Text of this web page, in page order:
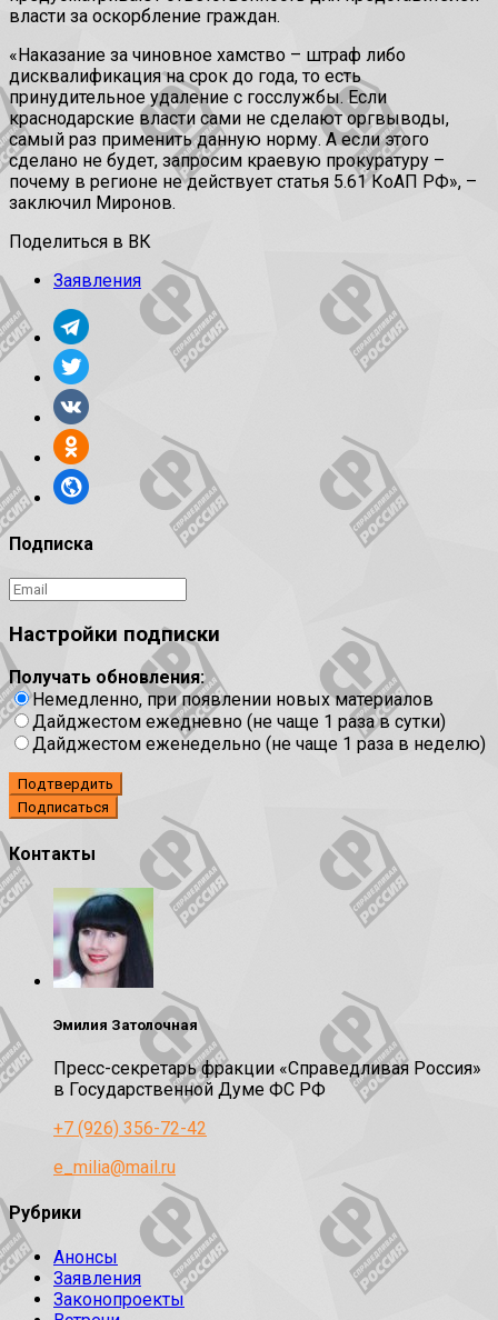
власти за оскорбление граждан.
«Наказание за чиновное хамство – штраф либо
дисквалификация на срок до года, то есть
принудительное удаление с госслужбы. Если
краснодарские власти сами не сделают оргвыводы,
самый раз применить данную норму. А если этого
сделано не будет, запросим краевую прокуратуру –
почему в регионе не действует статья 5.61 КоАП РФ», –
заключил Миронов.
Поделиться в ВК
Заявления
Подписка
Настройки подписки
Получать обновления:
Немедленно, при появлении новых материалов
Дайджестом ежедневно (не чаще 1 раза в сутки)
Дайджестом еженедельно (не чаще 1 раза в неделю)
Подтвердить
Контакты
Эмилия Затолочная
Пресс-секретарь фракции «Справедливая Россия»
в Государственной Думе ФС РФ
+7 (926) 356-72-42
e_milia@mail.ru
Рубрики
Анонсы
Заявления
Законопроекты